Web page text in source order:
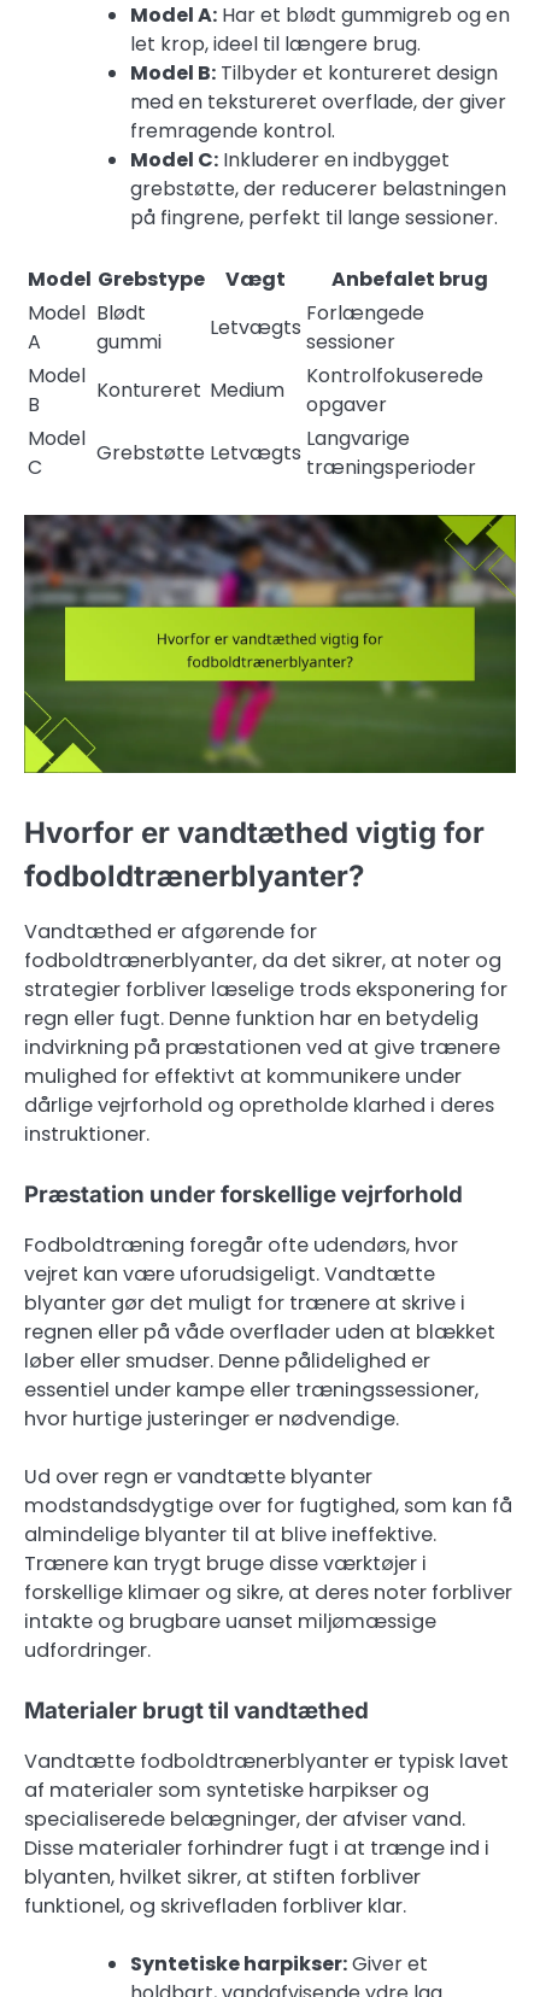
Model A: Har et blødt gummigreb og en
let krop, ideel til længere brug.
Model B: Tilbyder et kontureret design
med en tekstureret overflade, der giver
fremragende kontrol.
Model C: Inkluderer en indbygget
grebstøtte, der reducerer belastningen
på fingrene, perfekt til lange sessioner.
Model Grebstype Vægt
Anbefalet brug
Model
A
Blødt
gummi
Letvægts
Forlængede
sessioner
Model
B
Kontureret Medium
Kontrolfokuserede
opgaver
Model
C
Grebstøtte Letvægts
Langvarige
træningsperioder
Hvorfor er vandtæthed vigtig for
fodboldtrænerblyanter?
Vandtæthed er afgørende for
fodboldtrænerblyanter, da det sikrer, at noter og
strategier forbliver læselige trods eksponering for
regn eller fugt. Denne funktion har en betydelig
indvirkning på præstationen ved at give trænere
mulighed for effektivt at kommunikere under
dårlige vejrforhold og opretholde klarhed i deres
instruktioner.
Præstation under forskellige vejrforhold
Fodboldtræning foregår ofte udendørs, hvor
vejret kan være uforudsigeligt. Vandtætte
blyanter gør det muligt for trænere at skrive i
regnen eller på våde overflader uden at blækket
løber eller smudser. Denne pålidelighed er
essentiel under kampe eller træningssessioner,
hvor hurtige justeringer er nødvendige.
Ud over regn er vandtætte blyanter
modstandsdygtige over for fugtighed, som kan få
almindelige blyanter til at blive ineffektive.
Trænere kan trygt bruge disse værktøjer i
forskellige klimaer og sikre, at deres noter forbliver
intakte og brugbare uanset miljømæssige
udfordringer.
Materialer brugt til vandtæthed
Vandtætte fodboldtrænerblyanter er typisk lavet
af materialer som syntetiske harpikser og
specialiserede belægninger, der afviser vand.
Disse materialer forhindrer fugt i at trænge ind i
blyanten, hvilket sikrer, at stiften forbliver
funktionel, og skrivefladen forbliver klar.
Syntetiske harpikser:Giver et